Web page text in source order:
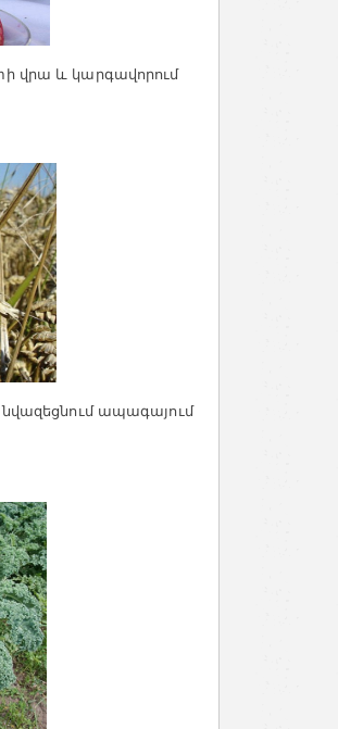
վրա և կարգավորում
ապագայում